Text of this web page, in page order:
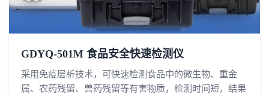
GDYQ-501M 食品安全快速检测仪
采用免疫层析技术，可快速检测食品中的微生物、重金
属、农药残留、兽药残留等有害物质，检测时间短，结果